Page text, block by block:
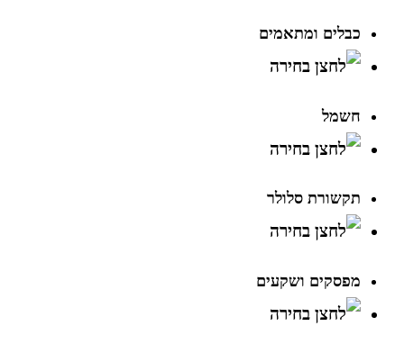
כבלים ומתאמים
חשמל
תקשורת סלולר
מפסקים ושקעים